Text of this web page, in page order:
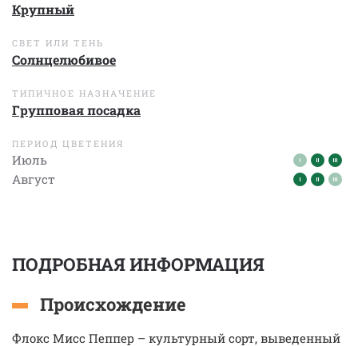
Крупный
СВЕТ ИЛИ ТЕНЬ
Солнцелюбивое
ТИПИЧНОЕ НАЗНАЧЕНИЕ
Групповая посадка
ПЕРИОД ЦВЕТЕНИЯ
Июль
Август
ПОДРОБНАЯ ИНФОРМАЦИЯ
Происхождение
Флокс Мисс Пеппер – культурный сорт, выведенный